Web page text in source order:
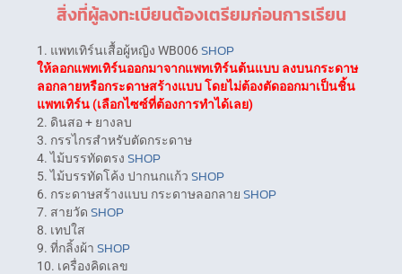
สิ่งที่ผู้ลงทะเบียนต้องเตรียมก่อนการเรียน
1. แพทเทิร์นเสื้อผู้หญิง WB006SHOP
ให้ลอกแพทเทิร์นออกมาจากแพทเทิร์นต้นแบบ ลงบนกระดาษ
ลอกลายหรือกระดาษสร้างแบบ โดยไม่ต้องตัดออกมาเป็นชิ้น
แพทเทิร์น (เลือกไซซ์ที่ต้องการทำได้เลย)
2. ดินสอ + ยางลบ
3. กรรไกรสำหรับตัดกระดาษ
4. ไม้บรรทัดตรงSHOP
5. ไม้บรรทัดโค้ง ปากนกแก้วSHOP
6. กระดาษสร้างแบบ กระดาษลอกลายSHOP
7. สายวัดSHOP
8. เทปใส
9. ที่กลิ้งผ้าSHOP
10. เครื่องคิดเลข